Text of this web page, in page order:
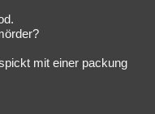
mit einer packung